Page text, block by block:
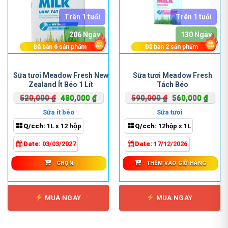
Sữa tươi Meadow Fresh New
Zealand Ít Béo 1 Lít
520,000₫ Giá
gốc
là:
520,000 ₫.
480,000 ₫Giá
480,000 ₫.
Sữa ít béo
Q/cch: 1L x 12 hộp
Date: 03/03/2027
Trên 1 tuổi
206 Ngày
Đã bán 6 sản phẩm
CHỌN
phẩm
này
có
nhiều
biến
thể.
Các
tùy
chọn
có
thể
chọn
trên
MUA NGAY
Sữa tươi Meadow Fresh
Tách Béo
590,000₫ Giá
gốc
là:
590,000 ₫.
560,000 ₫Giá
Sữa tươi
Q/cch: 12hộp x 1L
Date: 17/12/2026
Trên 1 tuổi
130 Ngày
Đã bán 2 sản phẩm
THÊM VÀO GIỎ HÀNG
MUA NGAY